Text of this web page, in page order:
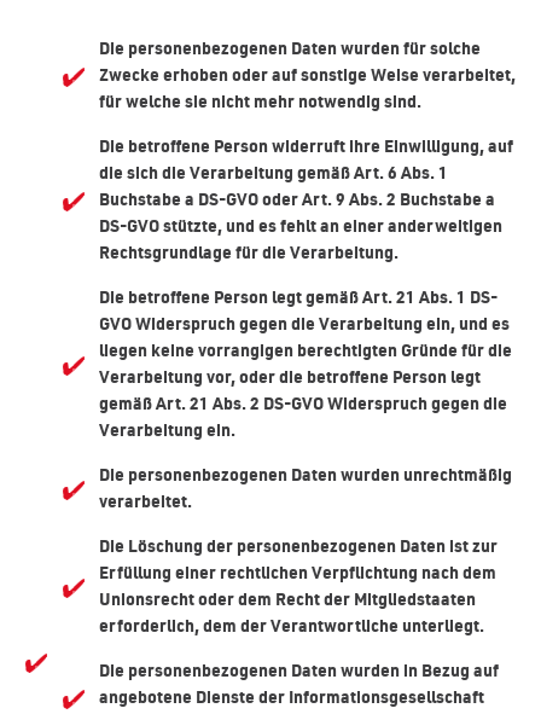
Die personenbezogenen Daten wurden für solche
Zwecke erhoben oder auf sonstige Weise verarbeitet,
für welche sie nicht mehr notwendig sind.
Die betroffene Person widerruft ihre Einwilligung, auf
die sich die Verarbeitung gemäß Art. 6 Abs. 1
Buchstabe a DS-GVO oder Art. 9 Abs. 2 Buchstabe a
DS-GVO stützte, und es fehlt an einer anderweitigen
Rechtsgrundlage für die Verarbeitung.
Die betroffene Person legt gemäß Art. 21 Abs. 1 DS-
GVO Widerspruch gegen die Verarbeitung ein, und es
liegen keine vorrangigen berechtigten Gründe für die
Verarbeitung vor, oder die betroffene Person legt
gemäß Art. 21 Abs. 2 DS-GVO Widerspruch gegen die
Verarbeitung ein.
Die personenbezogenen Daten wurden unrechtmäßig
verarbeitet.
Die Löschung der personenbezogenen Daten ist zur
Erfüllung einer rechtlichen Verpflichtung nach dem
Unionsrecht oder dem Recht der Mitgliedstaaten
erforderlich, dem der Verantwortliche unterliegt.
Die personenbezogenen Daten wurden in Bezug auf
angebotene Dienste der Informationsgesellschaft